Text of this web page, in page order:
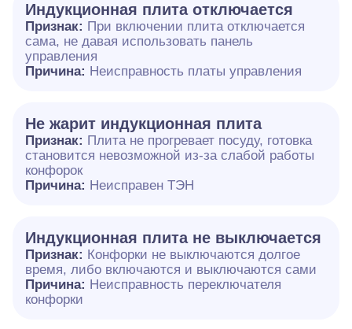
Индукционная плита отключается
Признак: При включении плита отключается
сама, не давая использовать панель
управления
Причина: Неисправность платы управления
Не жарит индукционная плита
Признак: Плита не прогревает посуду, готовка
становится невозможной из-за слабой работы
конфорок
Причина: Неисправен ТЭН
Индукционная плита не выключается
Признак: Конфорки не выключаются долгое
время, либо включаются и выключаются сами
Причина: Неисправность переключателя
конфорки